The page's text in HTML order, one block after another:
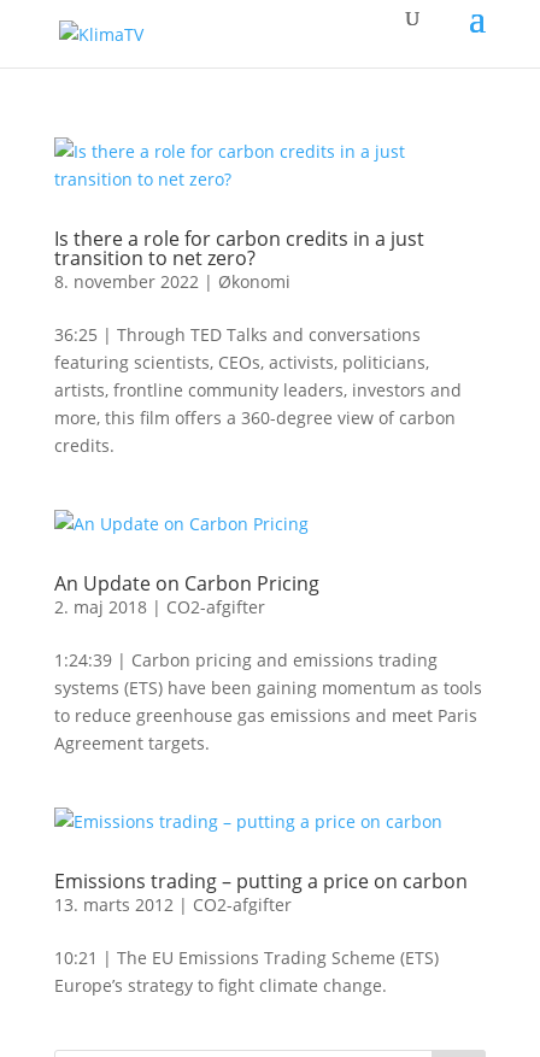
Is there a role for carbon credits in a just
transition to net zero?
8. november 2022| Økonomi
36:25 | Through TED Talks and conversations
featuring scientists, CEOs, activists, politicians,
artists, frontline community leaders, investors and
more, this film offers a 360-degree view of carbon
credits.
An Update on Carbon Pricing
2. maj 2018| CO2-afgifter
1:24:39 | Carbon pricing and emissions trading
systems (ETS) have been gaining momentum as tools
to reduce greenhouse gas emissions and meet Paris
Agreement targets.
Emissions trading – putting a price on carbon
13. marts 2012| CO2-afgifter
10:21 | The EU Emissions Trading Scheme (ETS)
Europe’s strategy to fight climate change.